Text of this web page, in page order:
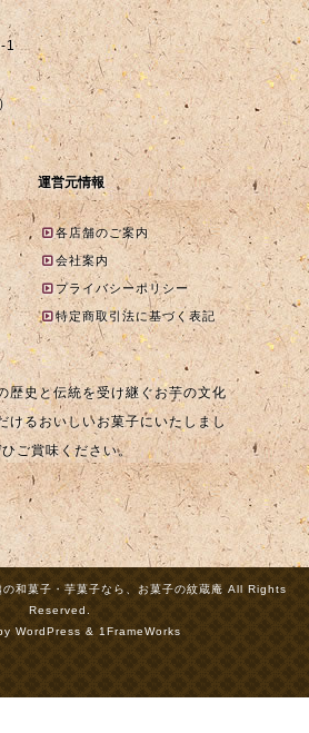
1
運営元情報
各店舗のご案内
会社案内
プライバシーポリシー
特定商取引法に基づく表記
歴史と伝統を受け継ぐお芋の文化
けるおいしいお菓子にいたしまし
ご賞味ください。
和菓子・芋菓子なら、お菓子の紋蔵庵 All Rights
Reserved.
WordPress & 1FrameWorks